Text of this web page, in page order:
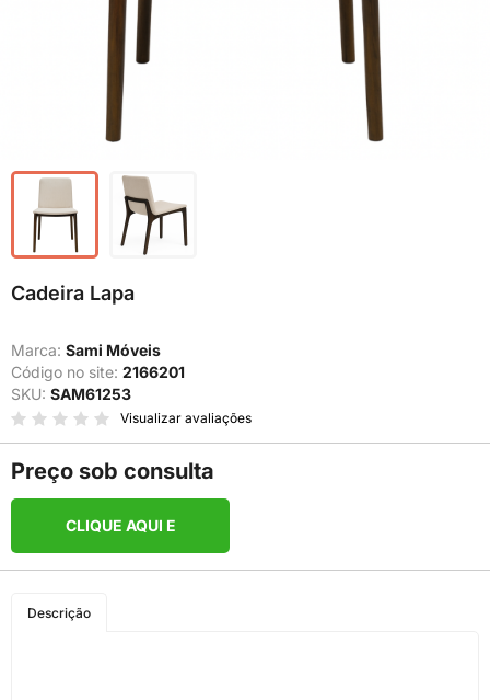
Cadeira Lapa
Marca: Sami Móveis
Código no site: 2166201
SKU: SAM61253
Visualizar avaliações
Preço sob consulta
CLIQUE AQUI E
Descrição